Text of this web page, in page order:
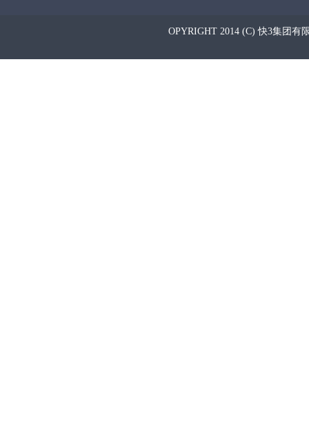
OPYRIGHT 2014 (C) 快3集团有